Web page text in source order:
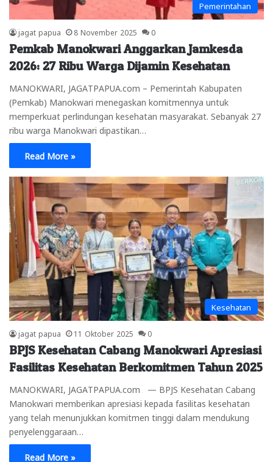
Pemerintahan
jagat papua 8 November 2025 0
Pemkab Manokwari Anggarkan Jamkesda
2026: 27 Ribu Warga Dijamin Kesehatan
MANOKWARI, JAGATPAPUA.com – Pemerintah Kabupaten
(Pemkab) Manokwari menegaskan komitmennya untuk
memperkuat perlindungan kesehatan masyarakat. Sebanyak 27
ribu warga Manokwari dipastikan…
Read More »
Kesehatan
jagat papua 11 Oktober 2025 0
BPJS Kesehatan Cabang Manokwari Apresiasi
Fasilitas Kesehatan Berkomitmen Tahun 2025
MANOKWARI, JAGATPAPUA.com — BPJS Kesehatan Cabang
Manokwari memberikan apresiasi kepada fasilitas kesehatan
yang telah menunjukkan komitmen tinggi dalam mendukung
penyelenggaraan…
Read More »